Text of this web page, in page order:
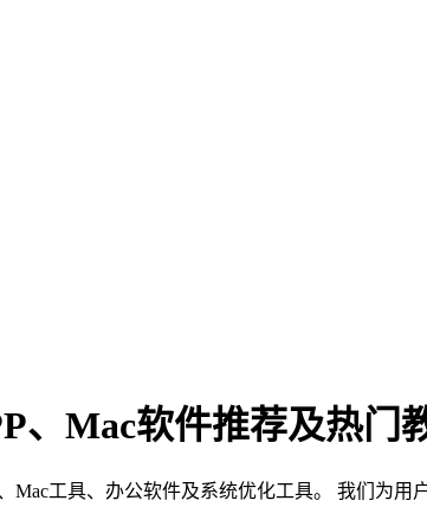
、Mac软件推荐及热门
工具、办公软件及系统优化工具。 我们为